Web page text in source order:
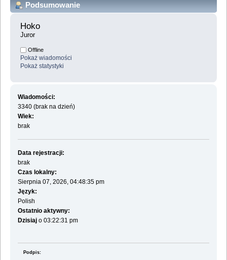
Podsumowanie
Hoko
Juror
Offline
Pokaż wiadomości
Pokaż statystyki
Wiadomości:
3340 (brak na dzień)
Wiek:
brak
Data rejestracji:
brak
Czas lokalny:
Sierpnia 07, 2026, 04:48:35 pm
Język:
Polish
Ostatnio aktywny:
Dzisiajo 03:22:31 pm
Podpis: